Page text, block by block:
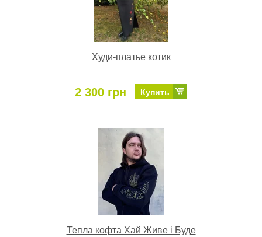
Худи-платье котик
2 300 грн Купить
Тепла кофта Хай Живе і Буде